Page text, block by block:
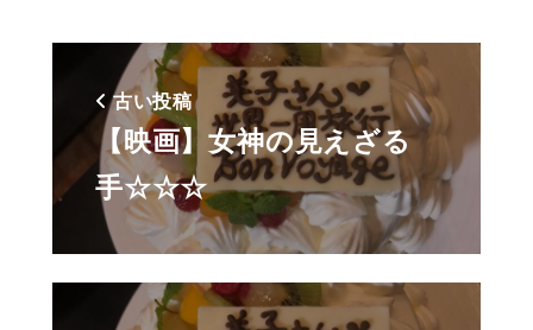
古い投稿
【映画】女神の見えざる
手☆☆☆